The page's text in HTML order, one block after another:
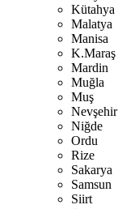
Kütahya
Malatya
Manisa
K.Maraş
Mardin
Muğla
Muş
Nevşehir
Niğde
Ordu
Rize
Sakarya
Samsun
Siirt